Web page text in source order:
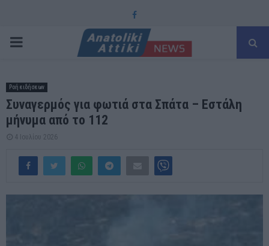
Facebook
PRIMARY
Ροή ειδήσεων
Συναγερμός για φωτιά στα Σπάτα – Εστάλη
μήνυμα από το 112
4 Ιουλίου 2026